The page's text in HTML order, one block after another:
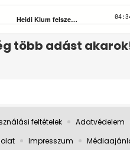
több adást
feltételek
Adatvédelem
Impresszum